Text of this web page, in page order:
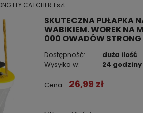
FLY CATCHER 1 szt.
SKUTECZNA PUŁAPKA
WABIKIEM. WOREK NA
000 OWADÓW STRONG
Dostępność:
duża ilość
Wysyłka w:
24 godziny
Cena: 26,99 zł